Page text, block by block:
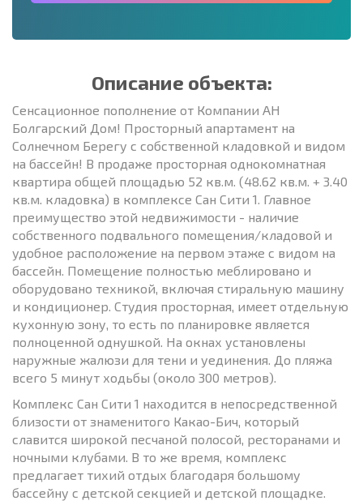
Описание объекта:
Сенсационное пополнение от Компании АН
Болгарский Дом! Просторный апартамент на
Солнечном Берегу с собственной кладовкой и видом
на бассейн! В продаже просторная однокомнатная
квартира общей площадью 52 кв.м. (48.62 кв.м. + 3.40
кв.м. кладовка) в комплексе Сан Сити 1. Главное
преимущество этой недвижимости - наличие
собственного подвального помещения/кладовой и
удобное расположение на первом этаже с видом на
бассейн. Помещение полностью меблировано и
оборудовано техникой, включая стиральную машину
и кондиционер. Студия просторная, имеет отдельную
кухонную зону, то есть по планировке является
полноценной однушкой. На окнах установлены
наружные жалюзи для тени и уединения. До пляжа
всего 5 минут ходьбы (около 300 метров).
Комплекс Сан Сити 1 находится в непосредственной
близости от знаменитого Какао-Бич, который
славится широкой песчаной полосой, ресторанами и
ночными клубами. В то же время, комплекс
предлагает тихий отдых благодаря большому
бассейну с детской секцией и детской площадке.